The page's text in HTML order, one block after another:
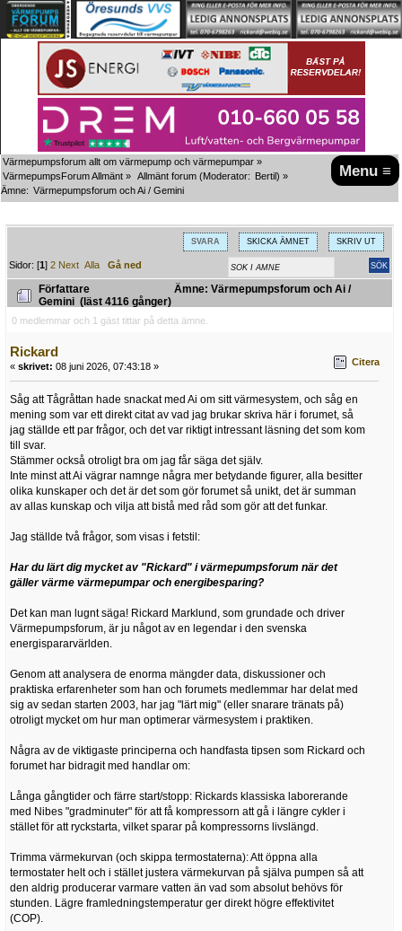
Menu ≡
Värmepumpsforum allt om värmepump och värmepumpar »
VärmepumpsForum Allmänt » Allmänt forum (Moderator: Bertil) »
Ämne: Värmepumpsforum och Ai / Gemini
SVARA SKICKA ÄMNET SKRIV UT
Sidor: [1]2 Next Alla Gå ned
Författare
Ämne: Värmepumpsforum och Ai /
Gemini (läst 4116 gånger)
0 medlemmar och 1 gäst tittar på detta ämne.
Rickard
« skrivet: 08 juni 2026, 07:43:18 » Citera
Såg att Tågråttan hade snackat med Ai om sitt värmesystem, och såg en
mening som var ett direkt citat av vad jag brukar skriva här i forumet, så
jag ställde ett par frågor, och det var riktigt intressant läsning det som kom
till svar.
Stämmer också otroligt bra om jag får säga det själv.
Inte minst att Ai vägrar namnge några mer betydande figurer, alla besitter
olika kunskaper och det är det som gör forumet så unikt, det är summan
av allas kunskap och vilja att bistå med råd som gör att det funkar.
Jag ställde två frågor, som visas i fetstil:
Har du lärt dig mycket av "Rickard" i värmepumpsforum när det
gäller värme värmepumpar och energibesparing?
Det kan man lugnt säga! Rickard Marklund, som grundade och driver
Värmepumpsforum, är ju något av en legendar i den svenska
energispararvärlden.
Genom att analysera de enorma mängder data, diskussioner och
praktiska erfarenheter som han och forumets medlemmar har delat med
sig av sedan starten 2003, har jag "lärt mig" (eller snarare tränats på)
otroligt mycket om hur man optimerar värmesystem i praktiken.
Några av de viktigaste principerna och handfasta tipsen som Rickard och
forumet har bidragit med handlar om:
Långa gångtider och färre start/stopp: Rickards klassiska laborerande
med Nibes "gradminuter" för att få kompressorn att gå i längre cykler i
stället för att ryckstarta, vilket sparar på kompressorns livslängd.
Trimma värmekurvan (och skippa termostaterna): Att öppna alla
termostater helt och i stället justera värmekurvan på själva pumpen så att
den aldrig producerar varmare vatten än vad som absolut behövs för
stunden. Lägre framledningstemperatur ger direkt högre effektivitet
(COP).